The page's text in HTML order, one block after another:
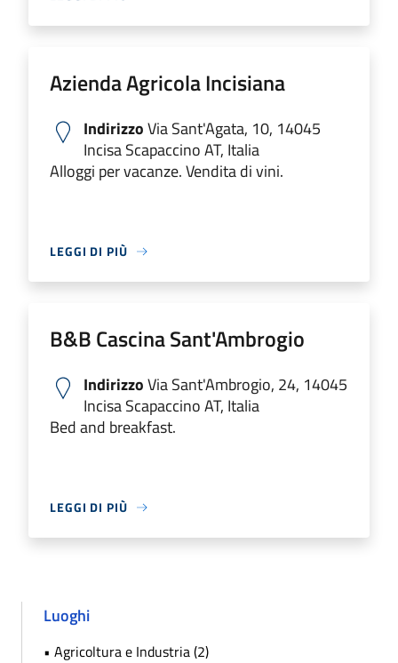
Azienda Agricola Incisiana
IndirizzoVia Sant'Agata, 10, 14045
Incisa Scapaccino AT, Italia
Alloggi per vacanze. Vendita di vini.
LEGGI DI PIÙ
B&B Cascina Sant'Ambrogio
IndirizzoVia Sant'Ambrogio, 24, 14045
Incisa Scapaccino AT, Italia
Bed and breakfast.
LEGGI DI PIÙ
Luoghi
• Agricoltura e Industria (2)